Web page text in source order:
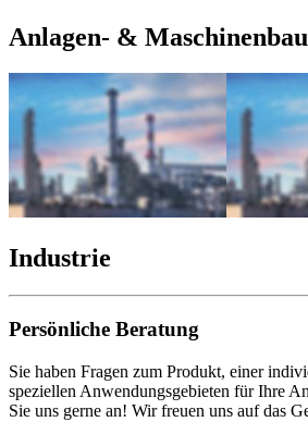
Anlagen- & Maschinenbau
Industrie
Persönliche Beratung
Sie haben Fragen zum Produkt, einer
speziellen Anwendungsgebieten für Ihre
Sie uns gerne an! Wir freuen uns auf das